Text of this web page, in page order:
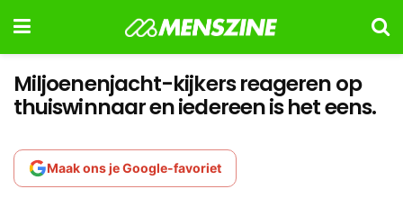
Miljoenenjacht-kijkers reageren op
thuiswinnaar en iedereen is het eens.
Maak ons je Google-favoriet